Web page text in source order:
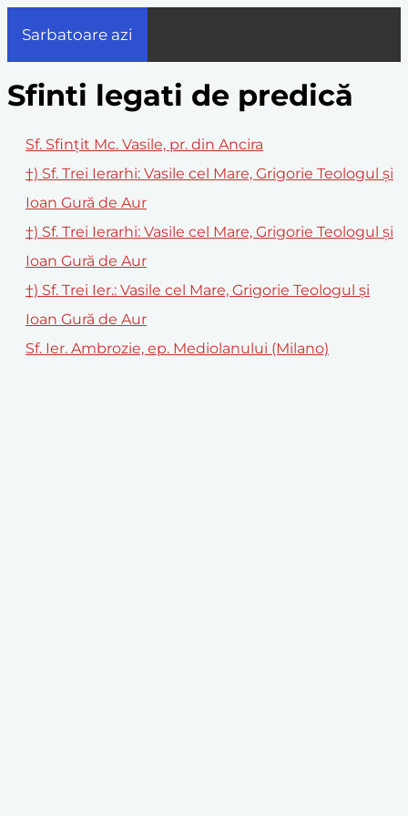
Sarbatoare azi
Sfinti legati de predică
Sf. Sfințit Mc. Vasile, pr. din Ancira
†) Sf. Trei Ierarhi: Vasile cel Mare, Grigorie Teologul și
Ioan Gură de Aur
†) Sf. Trei Ierarhi: Vasile cel Mare, Grigorie Teologul şi
Ioan Gură de Aur
†) Sf. Trei Ier.: Vasile cel Mare, Grigorie Teologul şi
Ioan Gură de Aur
Sf. Ier. Ambrozie, ep. Mediolanului (Milano)